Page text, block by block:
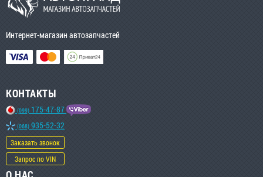
Интернет-магазин автозапчастей
КОНТАКТЫ
(099) 175-47-87
(068) 935-52-32
Заказать звонок
Запрос по VIN